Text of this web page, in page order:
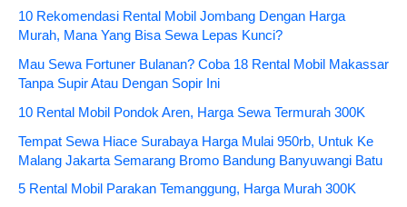
10 Rekomendasi Rental Mobil Jombang Dengan Harga
Murah, Mana Yang Bisa Sewa Lepas Kunci?
Mau Sewa Fortuner Bulanan? Coba 18 Rental Mobil Makassar
Tanpa Supir Atau Dengan Sopir Ini
10 Rental Mobil Pondok Aren, Harga Sewa Termurah 300K
Tempat Sewa Hiace Surabaya Harga Mulai 950rb, Untuk Ke
Malang Jakarta Semarang Bromo Bandung Banyuwangi Batu
5 Rental Mobil Parakan Temanggung, Harga Murah 300K